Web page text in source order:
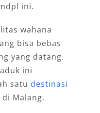
ini.
wahana
bisa bebas
yang datang.
ini
satu destinasi
Malang.